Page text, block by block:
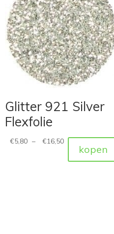
Glitter 921 Silver
Flexfolie
€5,80 – €16,50
kopen